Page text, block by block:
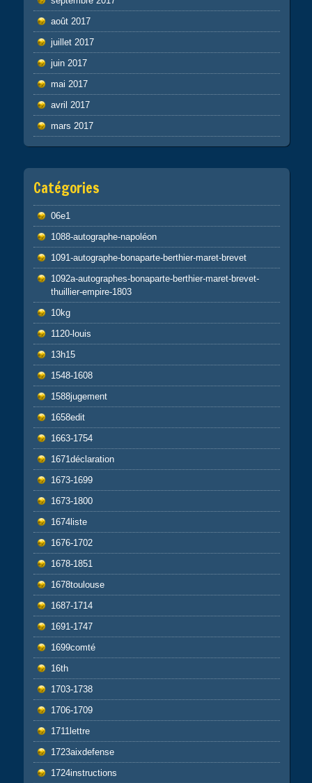
août 2017
juillet 2017
juin 2017
mai 2017
avril 2017
mars 2017
Catégories
06e1
1088-autographe-napoléon
1091-autographe-bonaparte-berthier-maret-brevet
1092a-autographes-bonaparte-berthier-maret-brevet-
thuillier-empire-1803
10kg
1120-louis
13h15
1548-1608
1588jugement
1658edit
1663-1754
1671déclaration
1673-1699
1673-1800
1674liste
1676-1702
1678-1851
1678toulouse
1687-1714
1691-1747
1699comté
16th
1703-1738
1706-1709
1711lettre
1723aixdefense
1724instructions